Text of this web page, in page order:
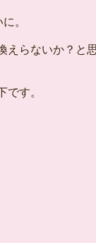
。
えらないか？と
です。